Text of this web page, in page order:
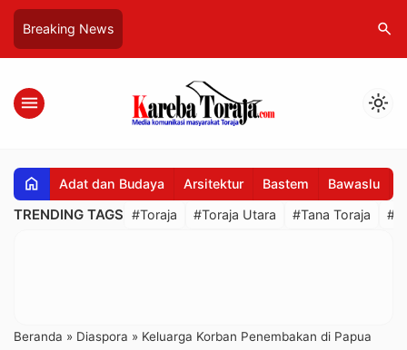
Breaking News search
menu light_mode
home Adat dan Budaya Arsitektur Bastem Bawaslu
TRENDING TAGS #Toraja #Toraja Utara #Tana Toraja
Beranda » Diaspora » Keluarga Korban Penembakan di Papua